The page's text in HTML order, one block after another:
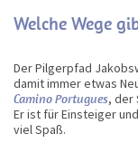
Welche Wege
Der Pilgerpfad
damit immer etwas
Camino Portugues, der
Er ist für Einsteiger
viel Spaß.